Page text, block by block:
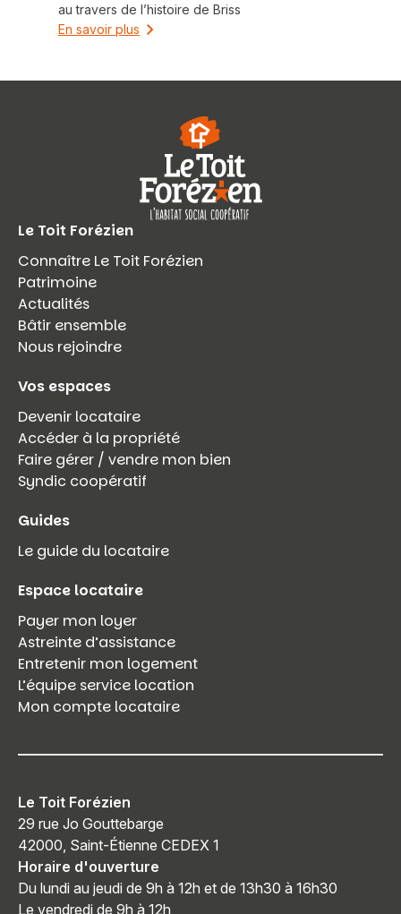
au travers de l’histoire de Briss
En savoir plus
Le Toit Forézien
Connaître Le Toit Forézien
Patrimoine
Actualités
Bâtir ensemble
Nous rejoindre
Vos espaces
Devenir locataire
Accéder à la propriété
Faire gérer / vendre mon bien
Syndic coopératif
Guides
Le guide du locataire
Espace locataire
Payer mon loyer
Astreinte d’assistance
Entretenir mon logement
L’équipe service location
Mon compte locataire
Le Toit Forézien
29 rue Jo Gouttebarge
42000, Saint-Étienne CEDEX 1
Horaire d'ouverture
Du lundi au jeudi de 9h à 12h et de 13h30 à 16h30
Le vendredi de 9h à 12h